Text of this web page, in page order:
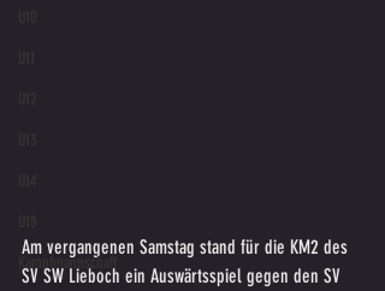
Kampfmannschaft
Am vergangenen Samstag stand für die KM2 des
SV SW Lieboch ein Auswärtsspiel gegen den SV